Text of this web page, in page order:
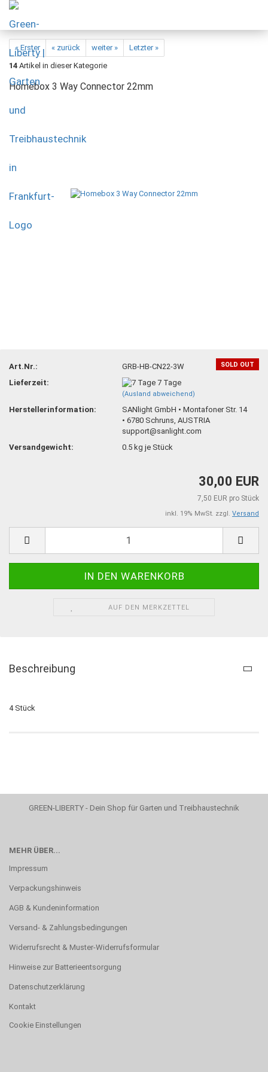
« Erster « zurück weiter »
Letzter »
14 Artikel in dieser Kategorie
Homebox 3 Way Connector 22mm
SOLD OUT
Art.Nr.:
GRB-HB-CN22-3W
Lieferzeit:
7 Tage
(Ausland abweichend)
Herstellerinformation:
SANlight GmbH • Montafoner Str. 14
• 6780 Schruns, AUSTRIA
support@sanlight.com
Versandgewicht:
0.5 kg je Stück
30,00 EUR
7,50 EUR pro Stück
inkl. 19% MwSt. zzgl. Versand
AUF DEN MERKZETTEL
Beschreibung
4 Stück
GREEN-LIBERTY - Dein Shop für Garten und Treibhaustechnik
MEHR ÜBER...
Impressum
Verpackungshinweis
AGB & Kundeninformation
Versand- & Zahlungsbedingungen
Widerrufsrecht & Muster-Widerrufsformular
Hinweise zur Batterieentsorgung
Datenschutzerklärung
Kontakt
Cookie Einstellungen